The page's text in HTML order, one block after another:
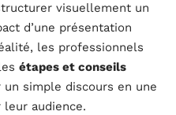
visuellement un
d’une présentation
les professionnels
étapes et conseils
simple discours en une
audience.